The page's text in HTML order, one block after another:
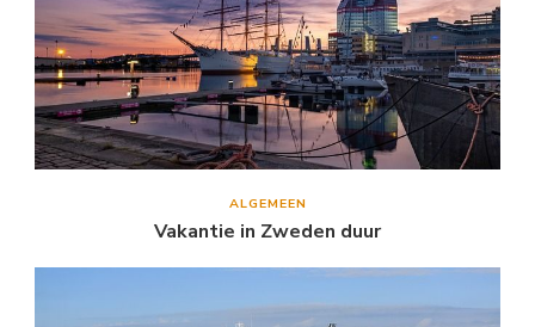
ALGEMEEN
Vakantie in Zweden duur